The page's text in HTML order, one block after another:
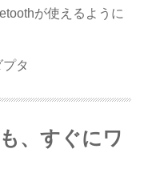
が使えるように
タ
、すぐにワ